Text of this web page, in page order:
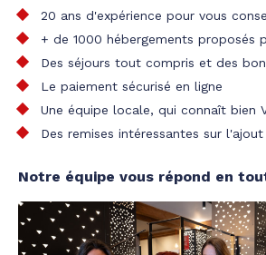
20 ans d'expérience pour vous
+ de 1000 hébergements proposés
Des séjours tout compris et des
Le paiement sécurisé en ligne
Une équipe locale, qui connaît bien
Des remises intéressantes sur
Notre équipe vous répond en